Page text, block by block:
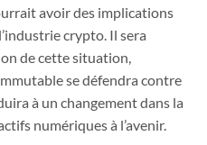
avoir des implications
crypto. Il sera
de cette situation,
se défendra contre
à un changement dans la
numériques à l’avenir.